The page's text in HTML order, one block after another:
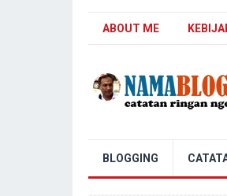
ABOUT ME
BLOGGING